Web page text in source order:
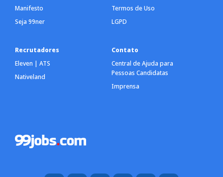
Manifesto
Seja 99ner
Termos de Uso
LGPD
Recrutadores
Eleven | ATS
Nativeland
Contato
Central de Ajuda para
Pessoas Candidatas
Imprensa